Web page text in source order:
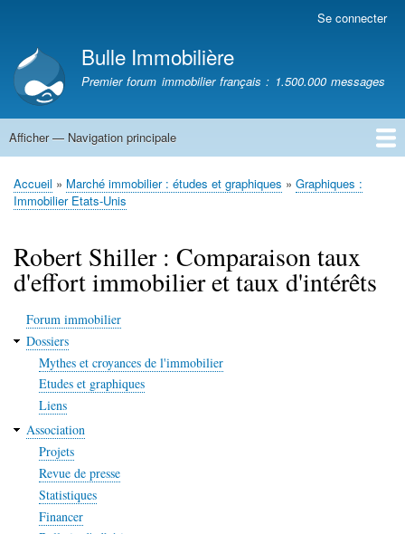
contenu
principal
compte
de
l'utilisateur
Se connecter
Bulle Immobilière
Premier forum immobilier français : 1.500.000 messages
Navigation
Afficher — Navigation principale
Accueil
Fil
Accueil Marché immobilier : études et graphiques
Graphiques :
Immobilier Etats-Unis
Robert Shiller : Comparaison taux
d'effort immobilier et taux d'intérêts
Forum immobilier
Dossiers
Mythes et croyances de l'immobilier
Etudes et graphiques
Liens
Association
Projets
Revue de presse
Statistiques
Financer